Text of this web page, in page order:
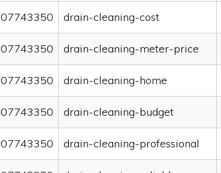
drain-cleaning-cost
drain-cleaning-meter-price
drain-cleaning-home
drain-cleaning-budget
drain-cleaning-professional